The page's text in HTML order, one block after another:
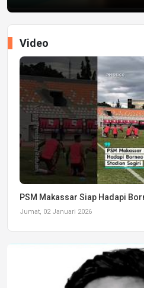
Video
PSM Makassar Siap Hadapi
Jumat, 02 Januari 2026